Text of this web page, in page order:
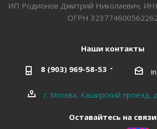
ИП Родионов Дмитрий Николаевич,
ОГРН
Наши контакты
8 (903) 969-58-53
г. Москва, Каширский проезд,
Оставайтесь на связи